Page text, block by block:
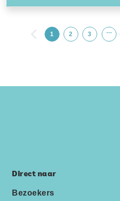
1 2 3 …
Direct naar
Bezoekers